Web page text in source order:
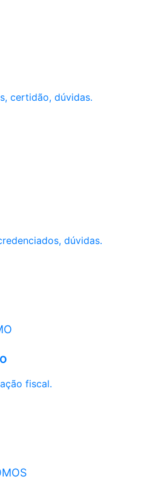
certidão, dúvidas.
dúvidas.
fiscal.